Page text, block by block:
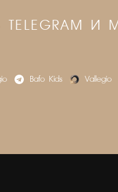
И
Bafo_Kids Vallegio